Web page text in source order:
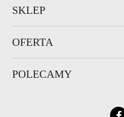
SKLEP
OFERTA
POLECAMY